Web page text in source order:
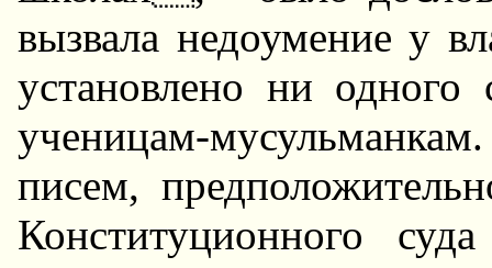
вызвала недоумение у
установлено ни одного
ученицам-
писем,
Конституционного